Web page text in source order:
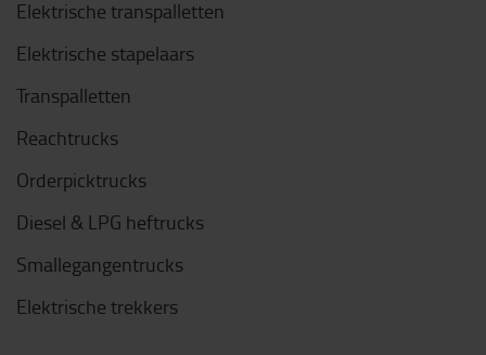
Elektrische transpalletten
Elektrische stapelaars
Transpalletten
Reachtrucks
Orderpicktrucks
Diesel & LPG heftrucks
Smallegangentrucks
Elektrische trekkers